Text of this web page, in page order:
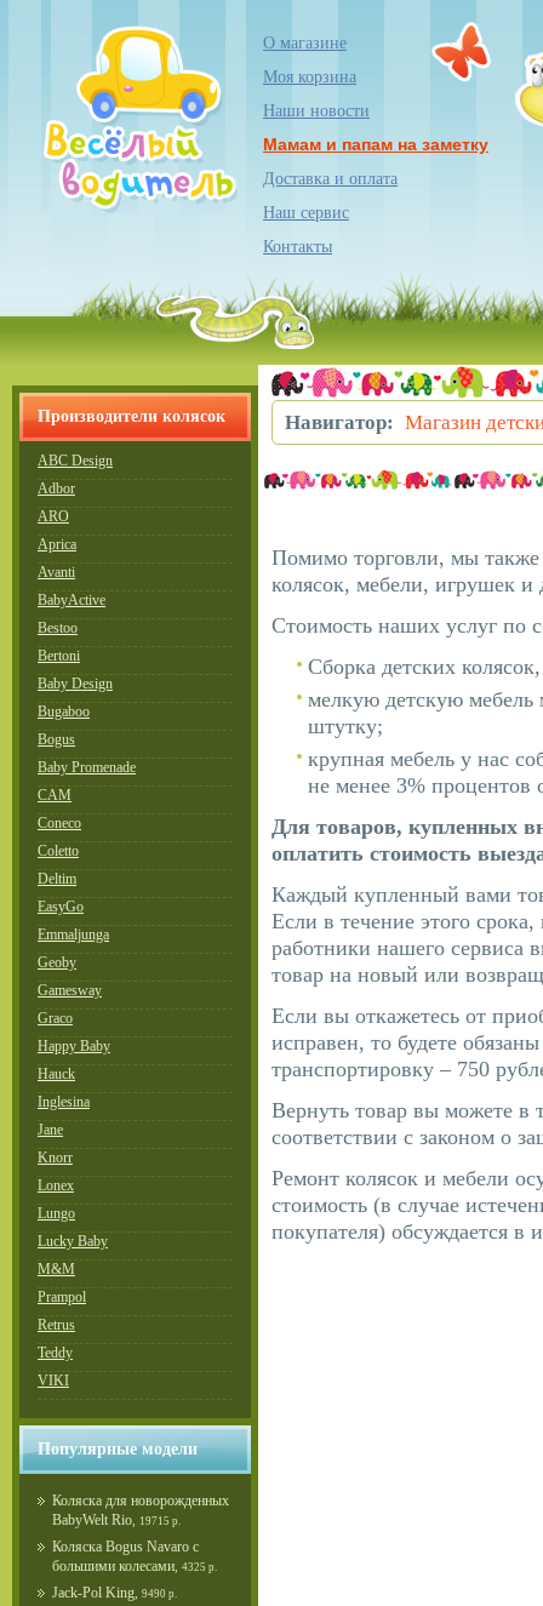
О магазине
Моя корзина
Наши новости
Мамам и папам на заметку
Доставка и оплата
Наш сервис
Контакты
Производители колясок
ABC Design
Adbor
ARO
Aprica
Avanti
BabyActive
Bestoo
Bertoni
Baby Design
Bugaboo
Bogus
Baby Promenade
CAM
Coneco
Coletto
Deltim
EasyGo
Emmaljunga
Geoby
Gamesway
Graco
Happy Baby
Hauck
Inglesina
Jane
Knorr
Lonex
Lungo
Lucky Baby
M&M
Prampol
Retrus
Teddy
VIKI
Популярные модели
Коляска для новорожденных
BabyWelt Rio
19715 р.
Коляска Bogus Navaro с
большими колесами 4325 р.
Jack-Pol King 9490 р.
Навигатор: Магазин
Помимо торговли, мы также
колясок, мебели, игрушек и
Стоимость наших услуг по
Сборка детских
мелкую детскую мебель
штутку;
крупная мебель у нас
не менее 3% процентов
Для товаров, купленных
оплатить стоимость
Каждый купленный вами
Если в течение этого
работники нашего сервиса
товар на новый или
Если вы откажетесь от
исправен, то будете
транспортировку – 750
Вернуть товар вы можете в
соответствии с законом о
Ремонт колясок и мебели
стоимость (в случае
покупателя) обсуждается в